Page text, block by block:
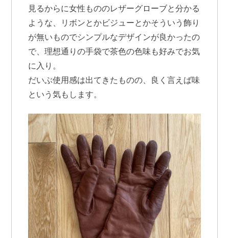
見るからに女性もののレザーグローブと分かる
ような、リボンとかビジューとかそういう飾り
が無いものでシンプルなデザインが良かったの
で、理想通りの手袋で茶色の色味も好みでお気
に入り。
だいぶ使用感は出てきたものの、良く言えば味
という気もします。